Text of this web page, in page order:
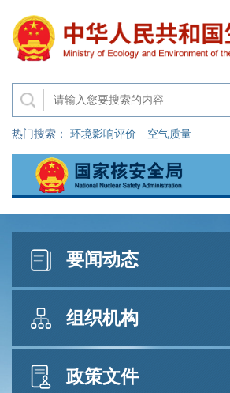
热门搜索： 环境影响评价 空气质量
要闻动态
新闻发布
生态环境部发布8月上半月全
商结果
组织机构
部领导政策文件